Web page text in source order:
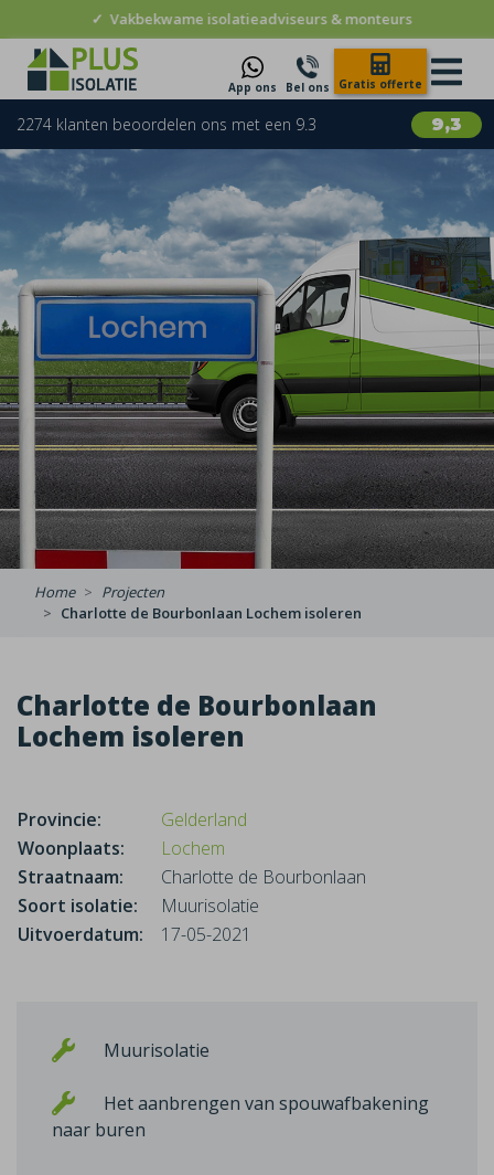
✓ Vakbekwame isolatieadviseurs & monteurs
App ons Bel ons Gratis offerte
9,3
2274 klanten beoordelen ons met een 9.3
Home
Projecten
Charlotte de Bourbonlaan Lochem isoleren
Charlotte de Bourbonlaan
Lochem isoleren
Provincie:
Gelderland
Woonplaats:
Lochem
Straatnaam:
Charlotte de Bourbonlaan
Soort isolatie:
Muurisolatie
Uitvoerdatum:
17-05-2021
Muurisolatie
Het aanbrengen van spouwafbakening
naar buren